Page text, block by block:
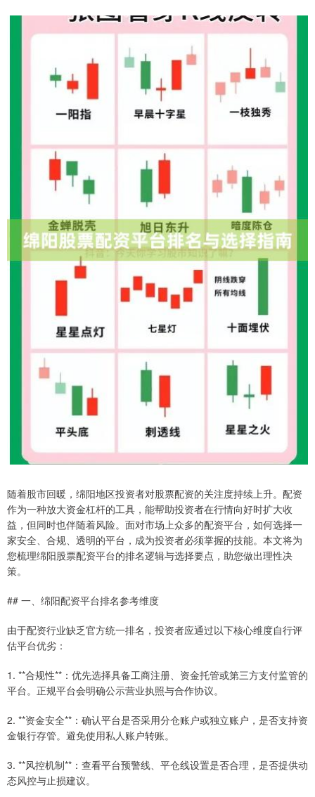
随着股市回暖，绵阳地区投资者对股票配资的关注度持续上升。配资
作为一种放大资金杠杆的工具，能帮助投资者在行情向好时扩大收
益，但同时也伴随着风险。面对市场上众多的配资平台，如何选择一
家安全、合规、透明的平台，成为投资者必须掌握的技能。本文将为
您梳理绵阳股票配资平台的排名逻辑与选择要点，助您做出理性决
策。
## 一、绵阳配资平台排名参考维度
由于配资行业缺乏官方统一排名，投资者应通过以下核心维度自行评
估平台优劣：
1. **合规性**：优先选择具备工商注册、资金托管或第三方支付监管的
平台。正规平台会明确公示营业执照与合作协议。
2. **资金安全**：确认平台是否采用分仓账户或独立账户，是否支持资
金银行存管。避免使用私人账户转账。
3. **风控机制**：查看平台预警线、平仓线设置是否合理，是否提供动
态风控与止损建议。